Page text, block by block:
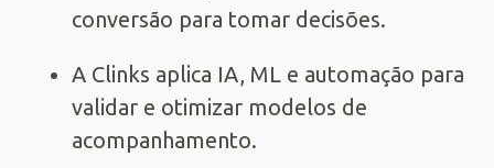
conversão para tomar decisões.
A Clinks aplica IA, ML e automação para
validar e otimizar modelos de
acompanhamento.